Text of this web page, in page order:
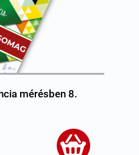
mérésben 8.